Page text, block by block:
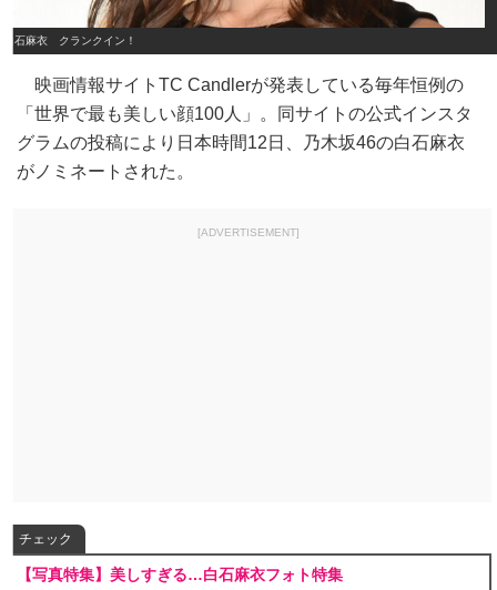
白石麻衣 クランクイン！
映画情報サイトTC Candlerが発表している毎年恒例の
「世界で最も美しい顔100人」。同サイトの公式インスタ
グラムの投稿により日本時間12日、乃木坂46の白石麻衣
がノミネートされた。
[ADVERTISEMENT]
チェック
【写真特集】美しすぎる…白石麻衣フォト特集